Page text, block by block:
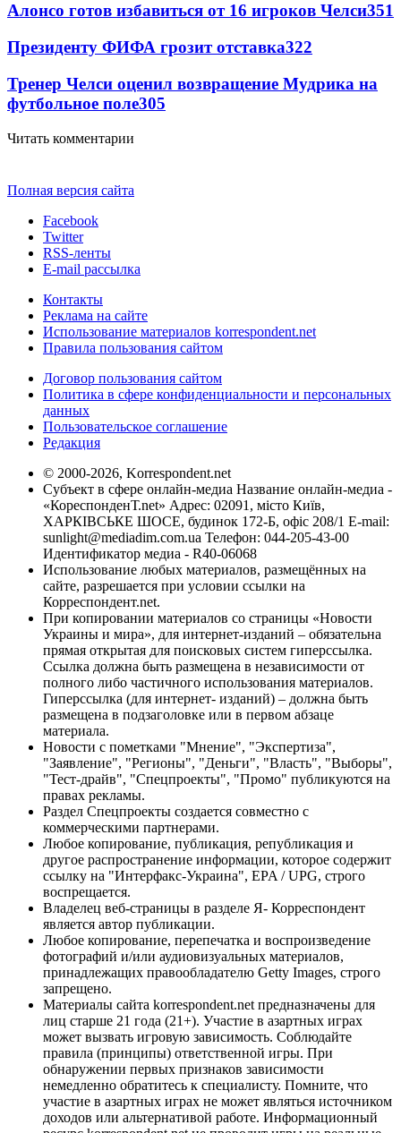
Алонсо готов избавиться от 16 игроков Челси351
Президенту ФИФА грозит отставка322
Тренер Челси оценил возвращение Мудрика на
футбольное поле305
Читать комментарии
Полная версия сайта
Facebook
Twitter
RSS-ленты
E-mail рассылка
Контакты
Реклама на сайте
Использование материалов korrespondent.net
Правила пользования сайтом
Договор пользования сайтом
Политика в сфере конфиденциальности и персональных
данных
Пользовательское соглашение
Редакция
© 2000-2026, Korrespondent.net
Субъект в сфере онлайн-медиа Название онлайн-медиа -
«КореспонденТ.net» Адрес: 02091, місто Київ,
ХАРКІВСЬКЕ ШОСЕ, будинок 172-Б, офіс 208/1 E-mail:
sunlight@mediadim.com.ua Телефон: 044-205-43-00
Идентификатор медиа - R40-06068
Использование любых материалов, размещённых на
сайте, разрешается при условии ссылки на
Корреспондент.net.
При копировании материалов со страницы «Новости
Украины и мира», для интернет-изданий – обязательна
прямая открытая для поисковых систем гиперссылка.
Ссылка должна быть размещена в независимости от
полного либо частичного использования материалов.
Гиперссылка (для интернет- изданий) – должна быть
размещена в подзаголовке или в первом абзаце
материала.
Новости с пометками "Мнение", "Экспертиза",
"Заявление", "Регионы", "Деньги", "Власть", "Выборы",
"Тест-драйв", "Спецпроекты", "Промо" публикуются на
правах рекламы.
Раздел Спецпроекты создается совместно с
коммерческими партнерами.
Любое копирование, публикация, републикация и
другое распространение информации, которое содержит
ссылку на "Интерфакс-Украина", EPA / UPG, строго
воспрещается.
Владелец веб-страницы в разделе Я- Корреспондент
является автор публикации.
Любое копирование, перепечатка и воспроизведение
фотографий и/или аудиовизуальных материалов,
принадлежащих правообладателю Getty Images, строго
запрещено.
Материалы сайта korrespondent.net предназначены для
лиц старше 21 года (21+). Участие в азартных играх
может вызвать игровую зависимость. Соблюдайте
правила (принципы) ответственной игры. При
обнаружении первых признаков зависимости
немедленно обратитесь к специалисту. Помните, что
участие в азартных играх не может являться источником
доходов или альтернативой работе. Информационный